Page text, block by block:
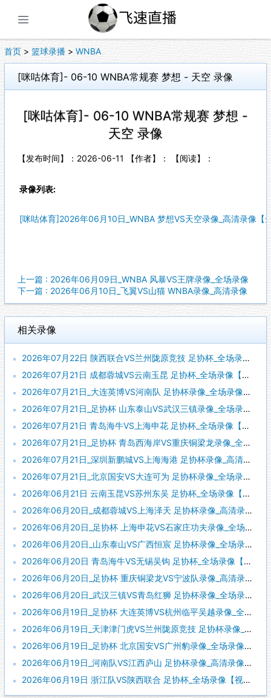
首页 > 篮球录播 > WNBA
[咪咕体育]- 06-10 WNBA常规赛 梦想 - 天空 录像
[咪咕体育]- 06-10 WNBA常规赛 梦想 -
天空 录像
【发布时间】：2026-06-11 【作者】： 【阅读】：
录像列表:
[咪咕体育]2026年06月10日_WNBA 梦想VS天空录像_高清录像【
上一篇 : 2026年06月09日_WNBA 风暴VS王牌录像_全场录像
下一篇 : 2026年06月10日_飞翼VS山猫 WNBA录像_高清录像
相关录像
2026年07月22日 陕西联合VS兰州陇原竞技 足协杯_全场录像【全场回放】
2026年07月21日 成都蓉城VS云南玉昆 足协杯_全场录像【全场回放】
2026年07月21日_大连英博VS河南队 足协杯录像_全场录像【全场回放】
2026年07月21日_足协杯 山东泰山VS武汉三镇录像_全场录像【全场回放】
2026年07月21日 青岛海牛VS上海申花 足协杯_全场录像【视频集锦】
2026年07月21日_足协杯 青岛西海岸VS重庆铜梁龙录像_全场录像【高清回放】
2026年07月21日_深圳新鹏城VS上海海港 足协杯录像_高清录像【全场回放】
2026年07月21日_北京国安VS大连可为 足协杯录像_全场录像【视频集锦】
2026年06月21日 云南玉昆VS苏州东吴 足协杯_全场录像【全场回放】
2026年06月20日_成都蓉城VS上海泽天 足协杯录像_高清录像【全场回放】
2026年06月20日_足协杯 上海申花VS石家庄功夫录像_全场录像【高清回放】
2026年06月20日_山东泰山VS广西恒宸 足协杯录像_全场录像【高清回放】
2026年06月20日 青岛海牛VS无锡吴钩 足协杯_全场录像【全场回放】
2026年06月20日_足协杯 重庆铜梁龙VS宁波队录像_高清录像【全场回放】
2026年06月20日_武汉三镇VS青岛红狮 足协杯录像_全场录像【高清回放】
2026年06月19日_足协杯 大连英博VS杭州临平吴越录像_全场录像【高清回放】
2026年06月19日_天津津门虎VS兰州陇原竞技 足协杯录像_全场录像【高清回放】
2026年06月19日_足协杯 北京国安VS广州豹录像_全场录像【视频集锦】
2026年06月19日_河南队VS江西庐山 足协杯录像_高清录像【全场回放】
2026年06月19日 浙江队VS陕西联合 足协杯_全场录像【视频集锦】